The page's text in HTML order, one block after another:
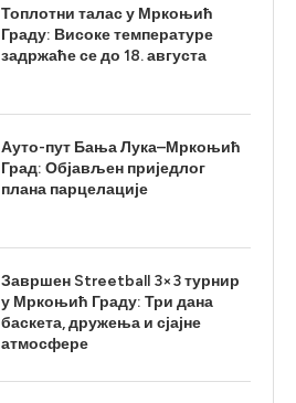
Топлотни талас у Мркоњић
Граду: Високе температуре
задржаће се до 18. августа
Ауто-пут Бања Лука–Мркоњић
Град: Објављен приједлог
плана парцелације
Завршен Streetball 3×3 турнир
у Мркоњић Граду: Три дана
баскета, дружења и сјајне
атмосфере